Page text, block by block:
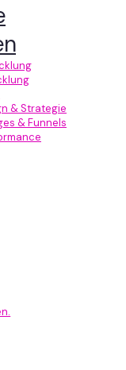
& Strategie
& Funnels